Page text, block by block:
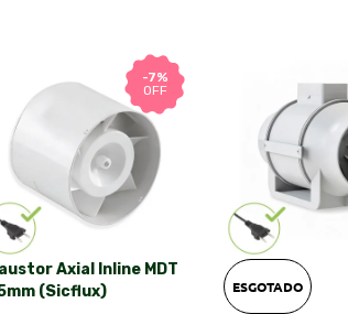
-7%
OFF
Axial Inline MDT
(Sicflux)
ESGOTADO